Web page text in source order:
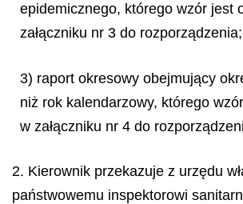
epidemicznego, którego wzór jest
załączniku nr 3 do rozporządzenia;
3) raport okresowy obejmujący
niż rok kalendarzowy, którego
w załączniku nr 4 do
2. Kierownik przekazuje z urzędu
państwowemu inspektorowi